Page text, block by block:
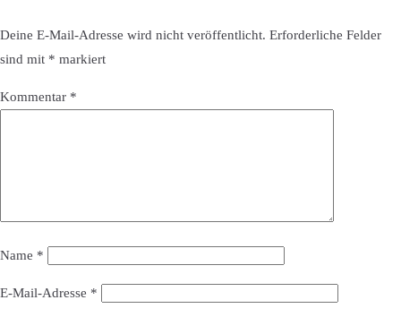
Deine E-Mail-Adresse wird nicht veröffentlicht. Erforderliche Felder
sind mit * markiert
Kommentar *
Name *
E-Mail-Adresse *